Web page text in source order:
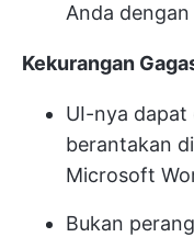
Anda
Kekurangan
UI-nya dapat
berantakan
Microsoft
Bukan